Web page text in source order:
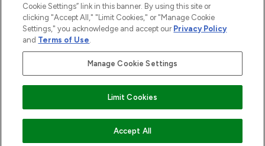
ZUM WARENKORB HINZUFÜGEN
2026 THG Beauty Europe GmbH Maximilianstrasse 54 80538 Munich
Pay Securely With
Cookie Settings” link in this banner. By using this site or
clicking "Accept All," "Limit Cookies," or "Manage Cookie
Settings," you acknowledge and accept our Privacy Policy
and Terms of Use.
Manage Cookie Settings
Limit Cookies
Accept All